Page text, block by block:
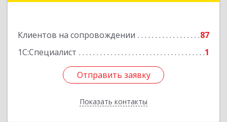
Клиентов на сопровождении
87
1С:Специалист
1
Отправить заявку
Показать контакты
Отправить заявку
Назад